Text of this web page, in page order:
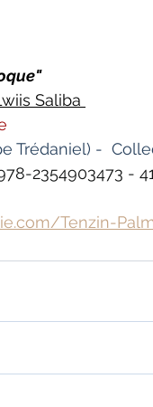
Saliba
Trédaniel) -
2354903473 -
Tenzin-